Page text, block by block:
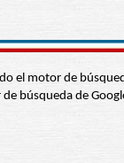
el motor de
búsqueda de